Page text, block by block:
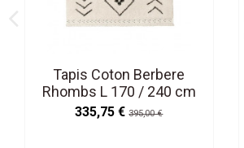
Tapis Coton Berbere
Rhombs L 170 / 240 cm
Lavable en Machine
335,75 €395,00 €